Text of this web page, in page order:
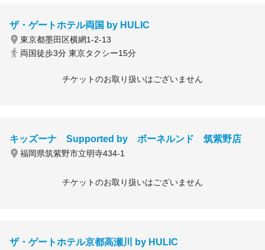
ザ・ゲートホテル両国 by HULIC
東京都墨田区横網1-2-13
両国徒歩3分 東京タクシー15分
チケットのお取り扱いはございません
キッズーナ Supported by ボーネルンド 筑紫野店
福岡県筑紫野市立明寺434-1
チケットのお取り扱いはございません
ザ・ゲートホテル京都高瀬川 by HULIC